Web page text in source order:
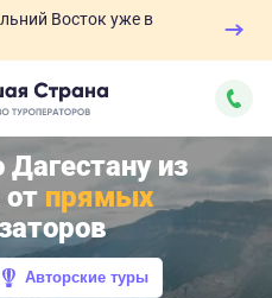
Восток уже в
из
от прямых
Авторские туры